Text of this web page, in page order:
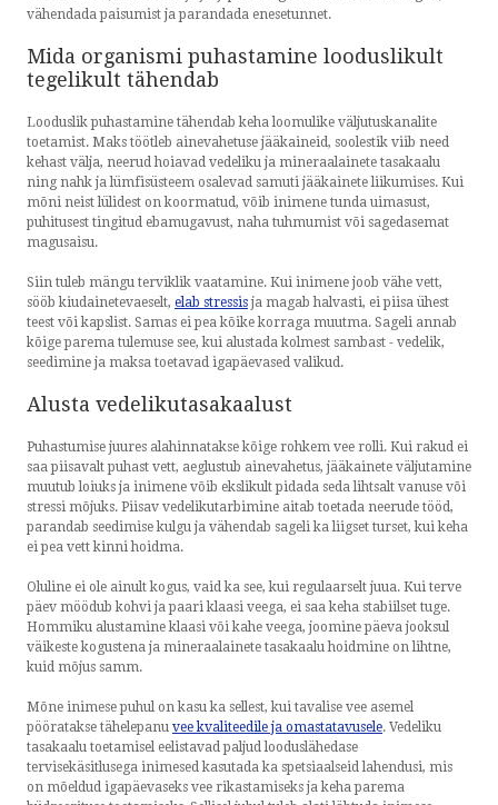
vähendada paisumist ja parandada enesetunnet.
Mida organismi puhastamine looduslikult
tegelikult tähendab
Looduslik puhastamine tähendab keha loomulike väljutuskanalite
toetamist. Maks töötleb ainevahetuse jääkaineid, soolestik viib need
kehast välja, neerud hoiavad vedeliku ja mineraalainete tasakaalu
ning nahk ja lümfisüsteem osalevad samuti jääkainete liikumises. Kui
mõni neist lülidest on koormatud, võib inimene tunda uimasust,
puhitusest tingitud ebamugavust, naha tuhmumist või sagedasemat
magusaisu.
Siin tuleb mängu terviklik vaatamine. Kui inimene joob vähe vett,
sööb kiudainetevaeselt, elab stressis ja magab halvasti, ei piisa ühest
teest või kapslist. Samas ei pea kõike korraga muutma. Sageli annab
kõige parema tulemuse see, kui alustada kolmest sambast - vedelik,
seedimine ja maksa toetavad igapäevased valikud.
Alusta vedelikutasakaalust
Puhastumise juures alahinnatakse kõige rohkem vee rolli. Kui rakud ei
saa piisavalt puhast vett, aeglustub ainevahetus, jääkainete väljutamine
muutub loiuks ja inimene võib ekslikult pidada seda lihtsalt vanuse või
stressi mõjuks. Piisav vedelikutarbimine aitab toetada neerude tööd,
parandab seedimise kulgu ja vähendab sageli ka liigset turset, kui keha
ei pea vett kinni hoidma.
Oluline ei ole ainult kogus, vaid ka see, kui regulaarselt juua. Kui terve
päev möödub kohvi ja paari klaasi veega, ei saa keha stabiilset tuge.
Hommiku alustamine klaasi või kahe veega, joomine päeva jooksul
väikeste kogustena ja mineraalainete tasakaalu hoidmine on lihtne,
kuid mõjus samm.
Mõne inimese puhul on kasu ka sellest, kui tavalise vee asemel
pööratakse tähelepanu vee kvaliteedile ja omastatavusele. Vedeliku
tasakaalu toetamisel eelistavad paljud looduslähedase
tervisekäsitlusega inimesed kasutada ka spetsiaalseid lahendusi, mis
on mõeldud igapäevaseks vee rikastamiseks ja keha parema